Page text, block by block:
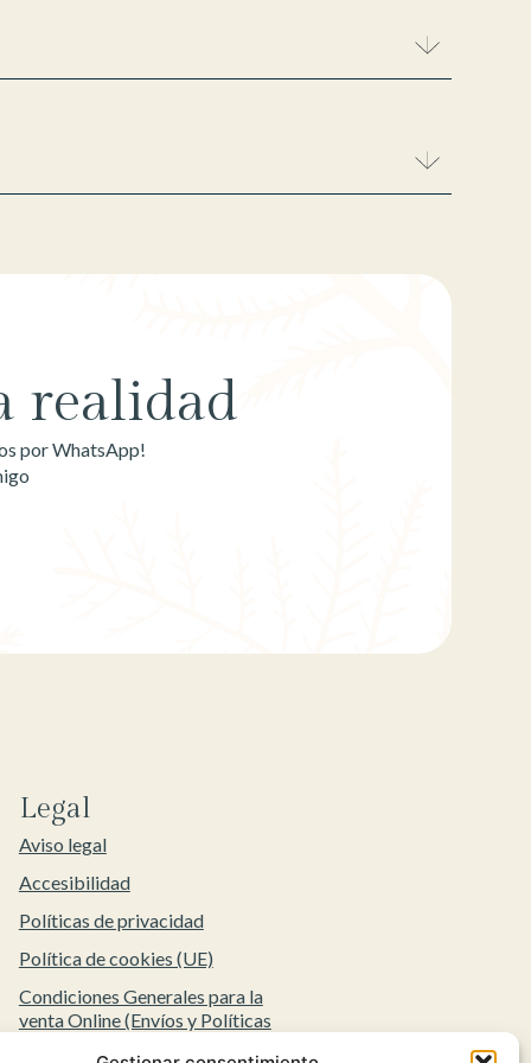
realidad
por WhatsApp!
Legal
Aviso legal
Accesibilidad
Políticas de privacidad
Política de cookies (UE)
Condiciones Generales para la
venta Online (Envíos y Políticas